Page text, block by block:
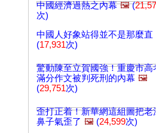
中國經濟過熱之內幕 🖼️(
次)
中國人好象站得並不是那麼直
(17,931次)
驚動陳至立賀國強！重慶市高
滿分作文被判死刑的內幕 🖼️
(29,751次)
歪打正着！新華網這組圖把老
鼻子氣歪了 🖼️ (24,599次)